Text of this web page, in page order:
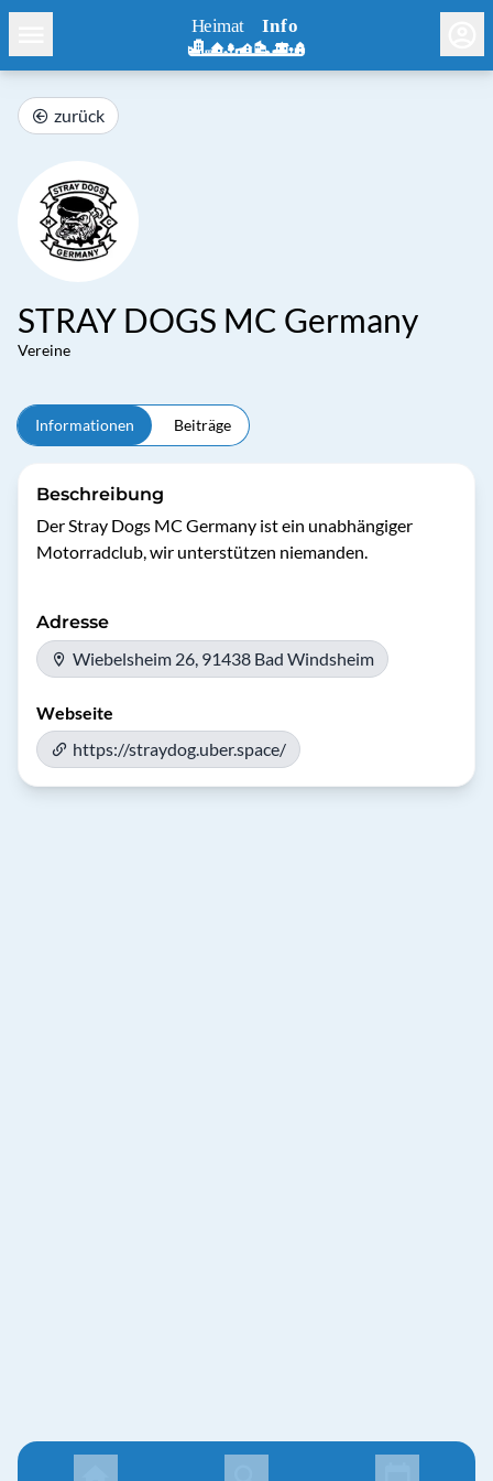
zurück
STRAY DOGS MC Germany
Vereine
Informationen Beiträge
Beschreibung
Der Stray Dogs MC Germany ist ein unabhängiger
Motorradclub, wir unterstützen niemanden.
Adresse
Wiebelsheim 26, 91438 Bad Windsheim
Webseite
https://straydog.uber.space/